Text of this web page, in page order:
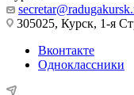
305025, Курск, 1-я
Вконтакте
Одноклассники